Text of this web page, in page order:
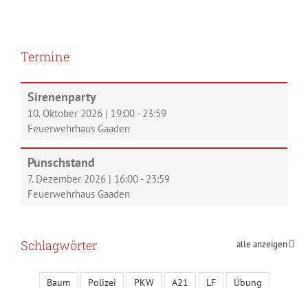
Termine
Sirenenparty
10. Oktober 2026 | 19:00 - 23:59
Feuerwehrhaus Gaaden
Punschstand
7. Dezember 2026 | 16:00 - 23:59
Feuerwehrhaus Gaaden
alle anzeigen
Schlagwörter
Baum Polizei PKW A21 LF
Übung